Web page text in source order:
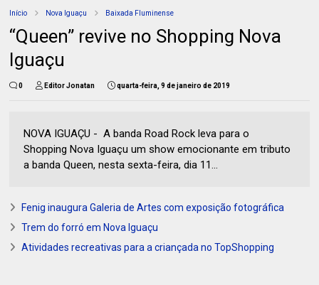
Início Nova Iguaçu Baixada Fluminense
“Queen” revive no Shopping Nova
Iguaçu
0 Editor Jonatan quarta-feira, 9 de janeiro de 2019
NOVA IGUAÇU - A banda Road Rock leva para o
Shopping Nova Iguaçu um show emocionante em tributo
a banda Queen, nesta sexta-feira, dia 11...
Fenig inaugura Galeria de Artes com exposição fotográfica
Trem do forró em Nova Iguaçu
Atividades recreativas para a criançada no TopShopping